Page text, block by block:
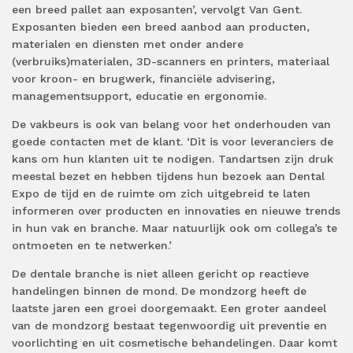
een breed pallet aan exposanten’, vervolgt Van Gent.
Exposanten bieden een breed aanbod aan producten,
materialen en diensten met onder andere
(verbruiks)materialen, 3D-scanners en printers, materiaal
voor kroon- en brugwerk, financiële advisering,
managementsupport, educatie en ergonomie.
De vakbeurs is ook van belang voor het onderhouden van
goede contacten met de klant. ‘Dit is voor leveranciers de
kans om hun klanten uit te nodigen. Tandartsen zijn druk
meestal bezet en hebben tijdens hun bezoek aan Dental
Expo de tijd en de ruimte om zich uitgebreid te laten
informeren over producten en innovaties en nieuwe trends
in hun vak en branche. Maar natuurlijk ook om collega’s te
ontmoeten en te netwerken.’
De dentale branche is niet alleen gericht op reactieve
handelingen binnen de mond. De mondzorg heeft de
laatste jaren een groei doorgemaakt. Een groter aandeel
van de mondzorg bestaat tegenwoordig uit preventie en
voorlichting en uit cosmetische behandelingen. Daar komt